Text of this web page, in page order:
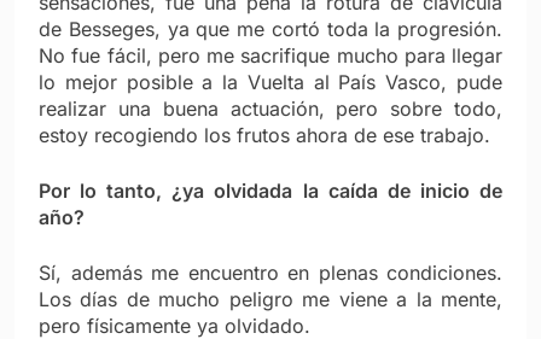
de Besseges, ya que me cortó toda la progresión.
No fue fácil, pero me sacrifique mucho para llegar
lo mejor posible a la Vuelta al País Vasco, pude
realizar una buena actuación, pero sobre todo,
estoy recogiendo los frutos ahora de ese trabajo.
Por lo tanto, ¿ya olvidada la caída de inicio de
año?
Sí, además me encuentro en plenas condiciones.
Los días de mucho peligro me viene a la mente,
pero físicamente ya olvidado.